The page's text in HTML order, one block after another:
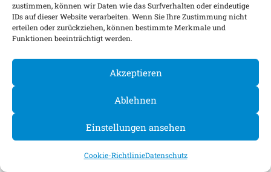
zustimmen, können wir Daten wie das Surfverhalten oder eindeutige
IDs auf dieser Website verarbeiten. Wenn Sie Ihre Zustimmung nicht
erteilen oder zurückziehen, können bestimmte Merkmale und
Funktionen beeinträchtigt werden.
Akzeptieren
Ablehnen
Einstellungen ansehen
Cookie-RichtlinieDatenschutz